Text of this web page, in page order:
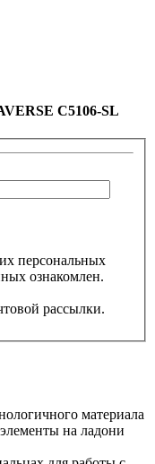
C5106-SL
ознакомлен.
рассылки.
материала
на ладони